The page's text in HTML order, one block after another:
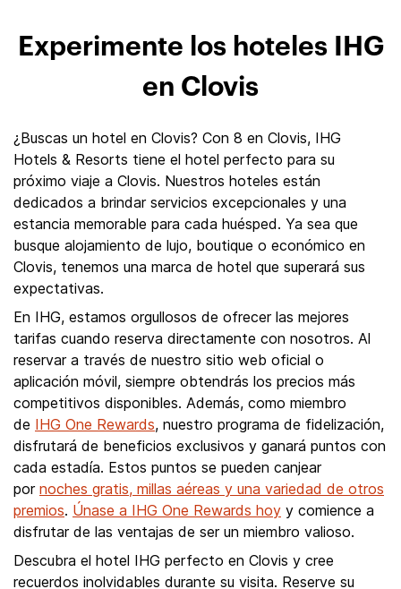
Experimente los hoteles IHG
en Clovis
¿Buscas un hotel en Clovis? Con 8 en Clovis, IHG
Hotels & Resorts tiene el hotel perfecto para su
próximo viaje a Clovis. Nuestros hoteles están
dedicados a brindar servicios excepcionales y una
estancia memorable para cada huésped. Ya sea que
busque alojamiento de lujo, boutique o económico en
Clovis, tenemos una marca de hotel que superará sus
expectativas.
En IHG, estamos orgullosos de ofrecer las mejores
tarifas cuando reserva directamente con nosotros. Al
reservar a través de nuestro sitio web oficial o
aplicación móvil, siempre obtendrás los precios más
competitivos disponibles. Además, como miembro
de IHG One Rewards, nuestro programa de fidelización,
disfrutará de beneficios exclusivos y ganará puntos con
cada estadía. Estos puntos se pueden canjear
por noches gratis, millas aéreas y una variedad de otros
premios. Únase a IHG One Rewards hoy y comience a
disfrutar de las ventajas de ser un miembro valioso.
Descubra el hotel IHG perfecto en Clovis y cree
recuerdos inolvidables durante su visita. Reserve su